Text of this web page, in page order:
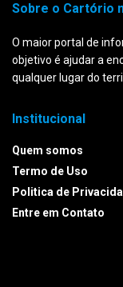
Sobre o Cartório
O maior portal de
objetivo é ajudar a
qualquer lugar do
Institucional
Quem somos
Termo de Uso
Politica de
Entre em Contato